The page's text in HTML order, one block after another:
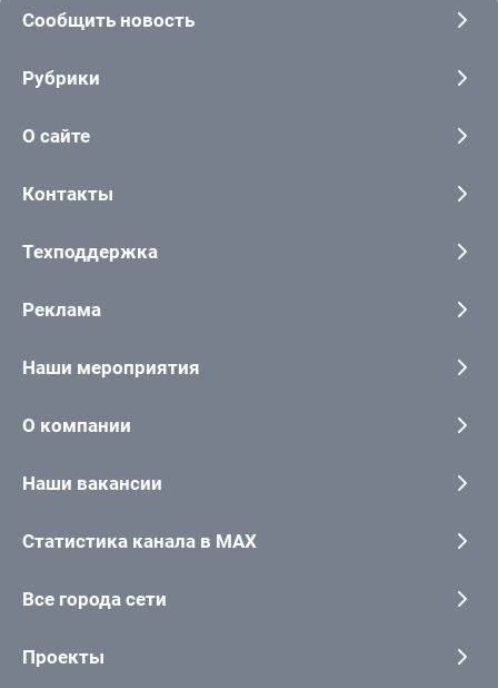
Сообщить новость
Рубрики
О сайте
Контакты
Техподдержка
Реклама
Наши мероприятия
О компании
Наши вакансии
Статистика канала в MAX
Все города сети
Проекты